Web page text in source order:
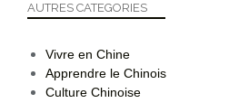
AUTRES CATEGORIES
Vivre en Chine
Apprendre le Chinois
Culture Chinoise